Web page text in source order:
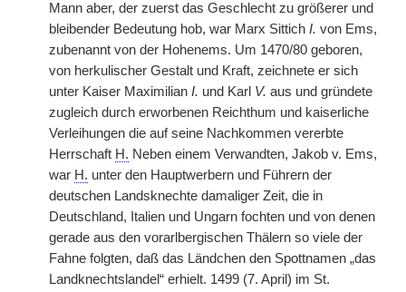
Mann aber, der zuerst das Geschlecht zu größerer und
bleibender Bedeutung hob, war Marx Sittich I. von Ems,
zubenannt von der Hohenems. Um 1470/80 geboren,
von herkulischer Gestalt und Kraft, zeichnete er sich
unter Kaiser Maximilian I. und Karl V. aus und gründete
zugleich durch erworbenen Reichthum und kaiserliche
Verleihungen die auf seine Nachkommen vererbte
Herrschaft H. Neben einem Verwandten, Jakob v. Ems,
war H. unter den Hauptwerbern und Führern der
deutschen Landsknechte damaliger Zeit, die in
Deutschland, Italien und Ungarn fochten und von denen
gerade aus den vorarlbergischen Thälern so viele der
Fahne folgten, daß das Ländchen den Spottnamen „das
Landknechtslandel“ erhielt. 1499 (7. April) im St.